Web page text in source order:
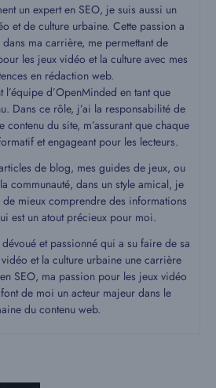
un expert en SEO, je suis aussi un
et de culture urbaine. Cette passion a
ma carrière, me permettant de
les jeux vidéo et la culture avec mes
en rédaction web.
d’OpenMinded en tant que
Dans ce rôle, j’ai la responsabilité de
du site, m’assurant que chaque
et engageant pour les lecteurs.
de blog, mes guides de jeux, ou
communauté, dans un style amical, je
de mieux comprendre des informations
est un atout précieux pour moi.
et passionné qui a su faire de sa
et la culture urbaine une carrière
SEO, ma passion pour les jeux vidéo
de moi un acteur majeur dans le
du contenu web.